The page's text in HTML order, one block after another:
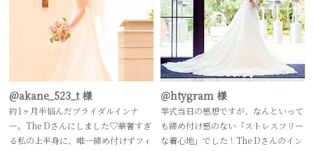
@akane_523_t 様
約1ヶ月半悩んだブライダルインナ
ー。The Dさんにしました♡華奢すぎ
る私の上半身に、唯一締め付けずフィ
＠htygram 様
挙式当日の感想ですが、なんといって
も締め付け感のない「ストレスフリー
な着心地」でした！The Dさんのイン